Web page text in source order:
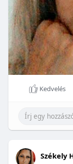
Kedvelés
Székely